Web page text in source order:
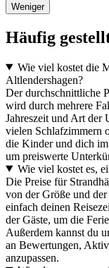
Weniger
Häufig
Wie viel kostet die
Altlendershagen?
Der durchschnittliche
wird durch mehrere
Jahreszeit und Art
vielen Schlafzimmern
die Kinder und dich
um preiswerte
Wie viel kostet es,
Die Preise für
von der Größe und
einfach deinen
der Gäste, um die
Außerdem kannst du
an Bewertungen,
anzupassen.